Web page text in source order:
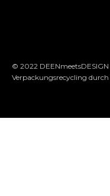
© 2022
Verpackungsrecycling